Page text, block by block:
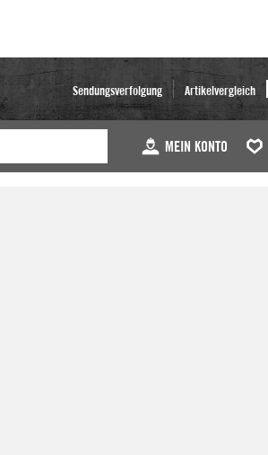
Sendungsverfolgung Artikelvergleich
MEIN KONTO